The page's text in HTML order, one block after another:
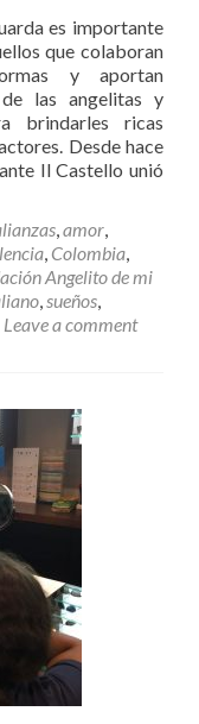
es importante
que colaboran
y aportan
las angelitas y
brindarles ricas
Desde hace
Il Castello unió
amor
Colombia
Angelito de mi
sueños
Leave a comment